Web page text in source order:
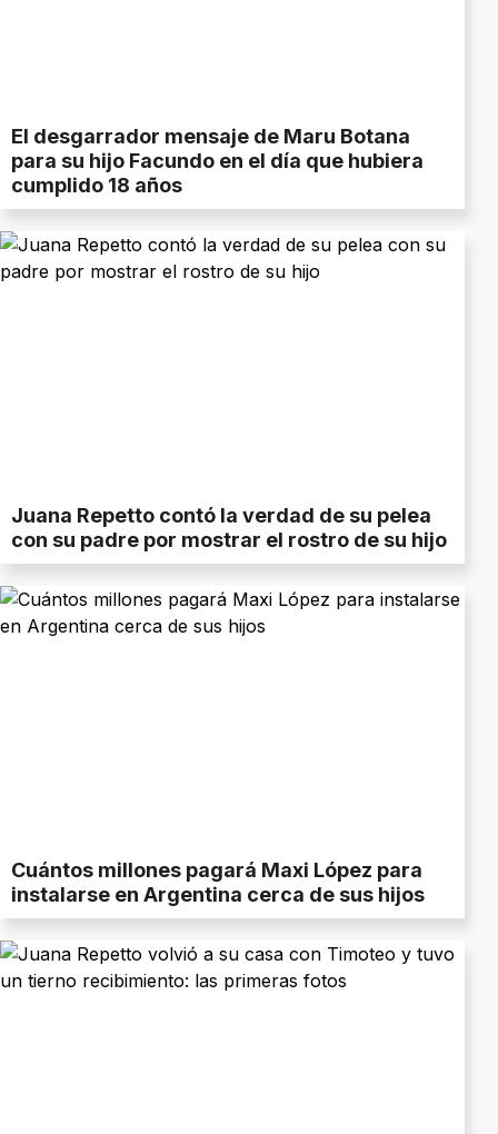
El desgarrador mensaje de Maru Botana
para su hijo Facundo en el día que hubiera
cumplido 18 años
Juana Repetto contó la verdad de su pelea
con su padre por mostrar el rostro de su hijo
Cuántos millones pagará Maxi López para
instalarse en Argentina cerca de sus hijos